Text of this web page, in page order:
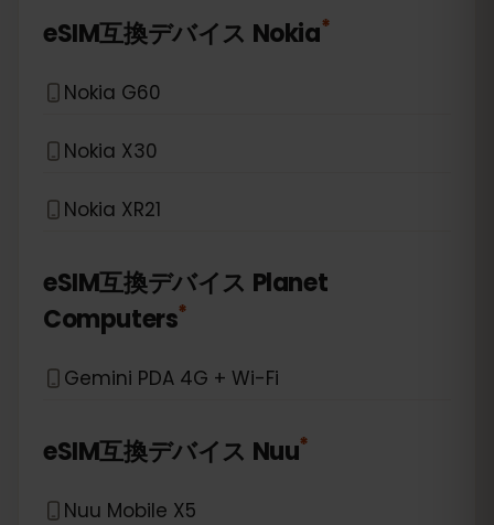
eSIM互換デバイス Nokia*
Nokia G60
Nokia X30
Nokia XR21
eSIM互換デバイス Planet
Computers*
Gemini PDA 4G + Wi-Fi
eSIM互換デバイス Nuu*
Nuu Mobile X5